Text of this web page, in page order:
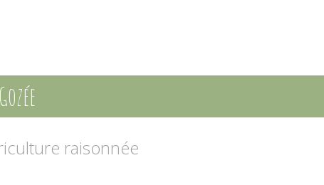
raisonnée